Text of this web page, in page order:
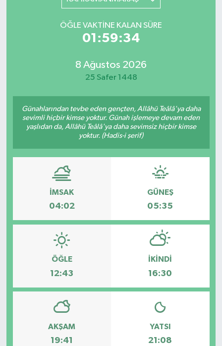
ÖĞLE VAKTINE KALAN SÜRE
01:59:34
8 Ağustos 2026
25 Safer 1448
Günahlarından tevbe eden gençten, Allâhü Teâlâ'ya daha
sevimli hiçbir kimse yoktur. Günah işlemeye devam eden
yaşlıdan da, Allâhü Teâlâ'ya daha sevimsiz hiçbir kimse
yoktur. (Hadis-i şerif)
İMSAK
04:02
GÜNEŞ
05:35
ÖĞLE
12:43
İKINDI
16:30
AKŞAM
19:41
YATSI
21:08